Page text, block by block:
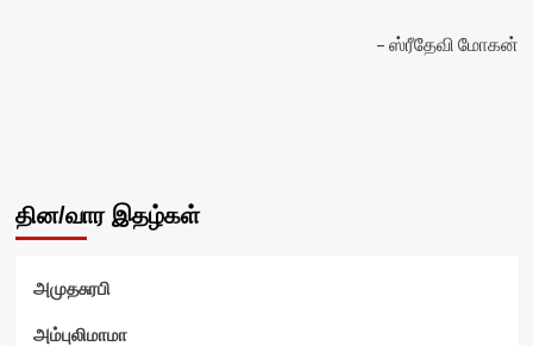
ஸ்ரீதேவி மோகன்
தின/வார இதழ்கள்
அமுதசுரபி
அம்புலிமாமா